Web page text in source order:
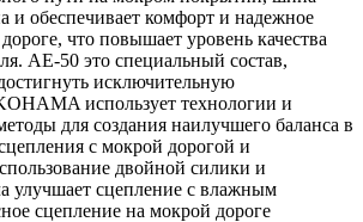
и обеспечивает комфорт и надежное
что повышает уровень качества
AE-50 это специальный состав,
исключительную
использует технологии и
для создания наилучшего баланса в
с мокрой дорогой и
двойной силики и
улучшает сцепление с влажным
сцепление на мокрой дороге